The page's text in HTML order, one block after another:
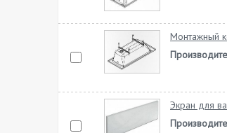
Монтажный
Экран для